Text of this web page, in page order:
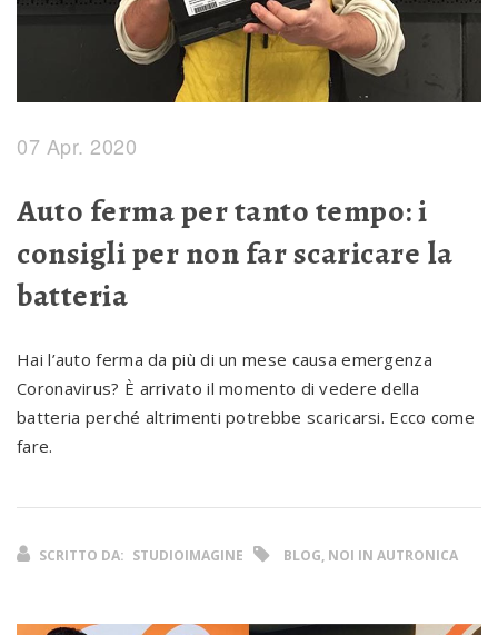
07 Apr. 2020
Auto ferma per tanto tempo: i
consigli per non far scaricare la
batteria
Hai l’auto ferma da più di un mese causa emergenza
Coronavirus? È arrivato il momento di vedere della
batteria perché altrimenti potrebbe scaricarsi. Ecco come
fare.
SCRITTO DA: STUDIOIMAGINE BLOG, NOI IN AUTRONICA